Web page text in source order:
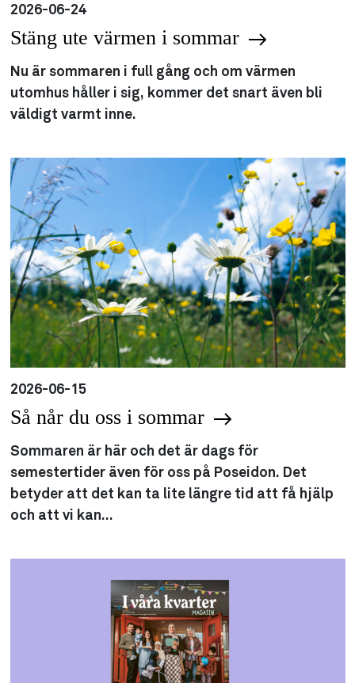
2026-06-24
Stäng ute värmen i sommar
Nu är sommaren i full gång och om värmen
utomhus håller i sig, kommer det snart även bli
väldigt varmt inne.
2026-06-15
Så når du oss i sommar
Sommaren är här och det är dags för
semestertider även för oss på Poseidon. Det
betyder att det kan ta lite längre tid att få hjälp
och att vi kan...